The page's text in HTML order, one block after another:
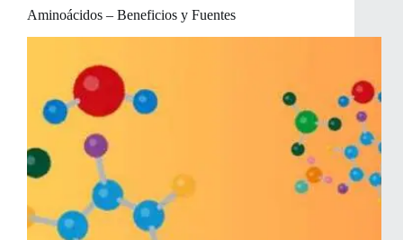
Aminoácidos – Beneficios y Fuentes